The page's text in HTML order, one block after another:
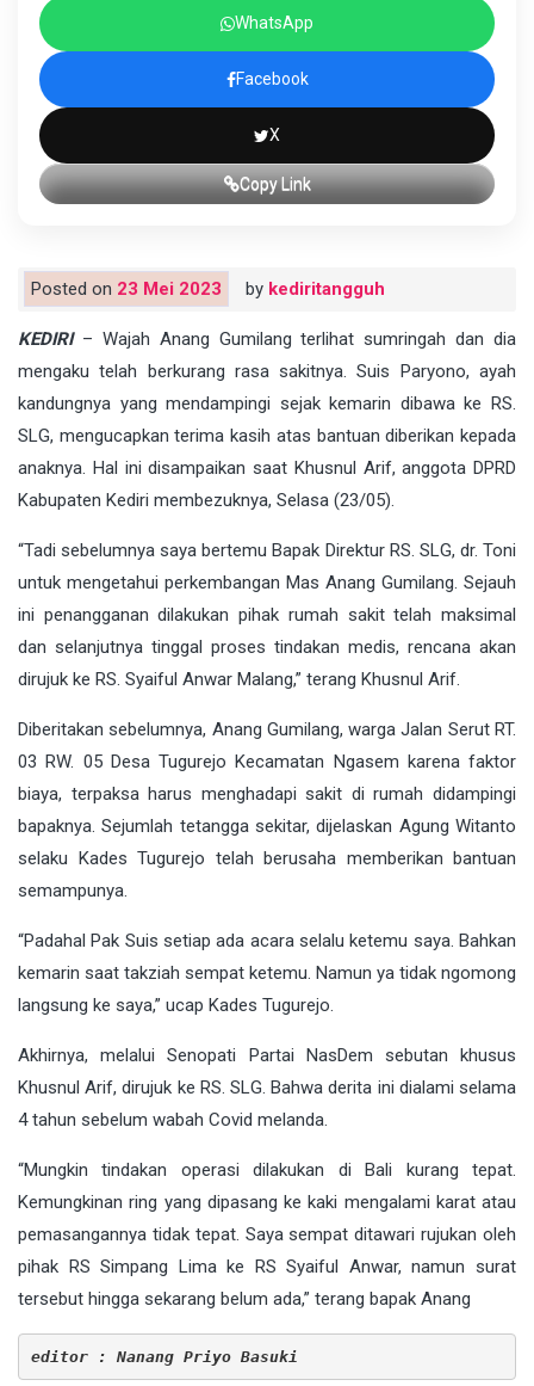
WhatsApp
Facebook
X
Copy Link
Posted on 23 Mei 2023 by kediritangguh
KEDIRI– Wajah Anang Gumilang terlihat sumringah dan dia
mengaku telah berkurang rasa sakitnya. Suis Paryono, ayah
kandungnya yang mendampingi sejak kemarin dibawa ke RS.
SLG, mengucapkan terima kasih atas bantuan diberikan kepada
anaknya. Hal ini disampaikan saat Khusnul Arif, anggota DPRD
Kabupaten Kediri membezuknya, Selasa (23/05).
“Tadi sebelumnya saya bertemu Bapak Direktur RS. SLG, dr. Toni
untuk mengetahui perkembangan Mas Anang Gumilang. Sejauh
ini penangganan dilakukan pihak rumah sakit telah maksimal
dan selanjutnya tinggal proses tindakan medis, rencana akan
dirujuk ke RS. Syaiful Anwar Malang,” terang Khusnul Arif.
Diberitakan sebelumnya, Anang Gumilang, warga Jalan Serut RT.
03 RW. 05 Desa Tugurejo Kecamatan Ngasem karena faktor
biaya, terpaksa harus menghadapi sakit di rumah didampingi
bapaknya. Sejumlah tetangga sekitar, dijelaskan Agung Witanto
selaku Kades Tugurejo telah berusaha memberikan bantuan
semampunya.
“Padahal Pak Suis setiap ada acara selalu ketemu saya. Bahkan
kemarin saat takziah sempat ketemu. Namun ya tidak ngomong
langsung ke saya,” ucap Kades Tugurejo.
Akhirnya, melalui Senopati Partai NasDem sebutan khusus
Khusnul Arif, dirujuk ke RS. SLG. Bahwa derita ini dialami selama
4 tahun sebelum wabah Covid melanda.
“Mungkin tindakan operasi dilakukan di Bali kurang tepat.
Kemungkinan ring yang dipasang ke kaki mengalami karat atau
pemasangannya tidak tepat. Saya sempat ditawari rujukan oleh
pihak RS Simpang Lima ke RS Syaiful Anwar, namun surat
tersebut hingga sekarang belum ada,” terang bapak Anang
editor : Nanang Priyo Basuki